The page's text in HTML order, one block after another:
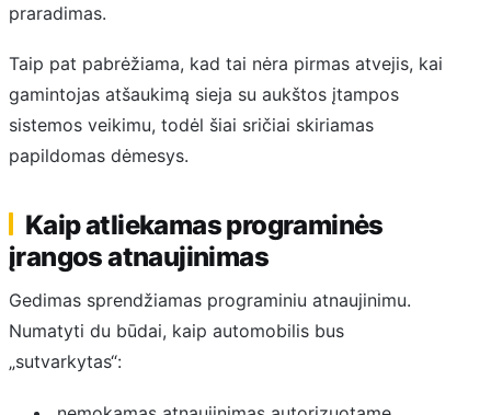
praradimas.
Taip pat pabrėžiama, kad tai nėra pirmas atvejis, kai
gamintojas atšaukimą sieja su aukštos įtampos
sistemos veikimu, todėl šiai sričiai skiriamas
papildomas dėmesys.
Kaip atliekamas programinės
įrangos atnaujinimas
Gedimas sprendžiamas programiniu atnaujinimu.
Numatyti du būdai, kaip automobilis bus
„sutvarkytas“: